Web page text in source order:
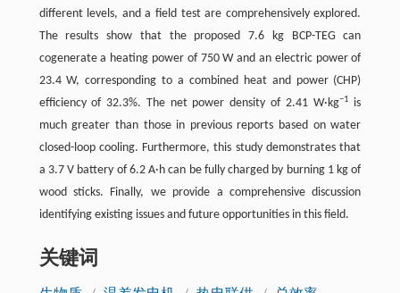
different levels, and a field test are comprehensively explored.
The results show that the proposed 7.6 kg BCP-TEG can
cogenerate a heating power of 750 W and an electric power of
23.4 W, corresponding to a combined heat and power (CHP)
efficiency of 32.3%. The net power density of 2.41 W·kg−1
is
much greater than those in previous reports based on water
closed-loop cooling. Furthermore, this study demonstrates that
a 3.7 V battery of 6.2 A·h can be fully charged by burning 1 kg of
wood sticks. Finally, we provide a comprehensive discussion
identifying existing issues and future opportunities in this field.
关键词